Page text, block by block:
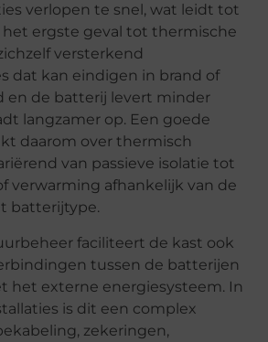
verlopen te snel, wat leidt tot
ergste geval tot thermische
versterkend
dat kan eindigen in brand of
en de batterij levert minder
langzamer op. Een goede
daarom over thermisch
van passieve isolatie tot
verwarming afhankelijk van de
batterijtype.
faciliteert de kast ook
tussen de batterijen
het externe energiesysteem. In
is dit een complex
zekeringen,